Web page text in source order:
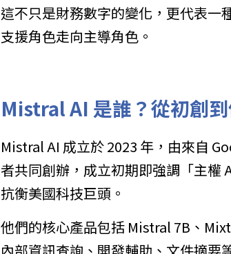
這不只是財務數字的變化，更代表一
支援角色走向主導角色。
Mistral AI 是誰？從初創
Mistral AI 成立於 2023 年，由來自
者共同創辦，成立初期即強調「主權
抗衡美國科技巨頭。
他們的核心產品包括 Mistral 7B、